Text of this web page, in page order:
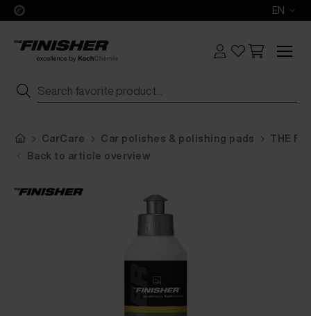
EN
CarCare Car polishes & polishing pads
THE
Back to article overview